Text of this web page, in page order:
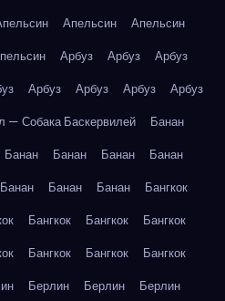
Апельсин
Апельсин
Арбуз Арбуз
Арбуз
Арбуз Арбуз Арбуз
Арбуз
— Собака Баскервилей
Банан
Банан Банан Банан
Банан
Банан Банан Банан
Бангкок
Бангкок Бангкок
Бангкок
Бангкок Бангкок
Бангкок
Берлин Берлин Берлин